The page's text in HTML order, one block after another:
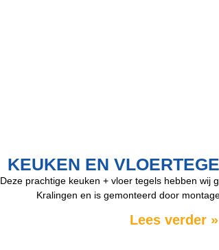
KEUKEN EN
Deze prachtige keuken + vloer tegels hebben wij
Kralingen en is gemonteerd door
Lees verder »